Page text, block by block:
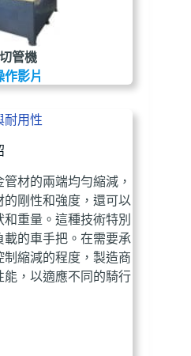
管機
作影片
耐用性
材的兩端均勻縮減，
剛性和強度，還可以
重量。這種技術特別
的車手把。在需要承
縮減的程度，製造商
能，以適應不同的騎行